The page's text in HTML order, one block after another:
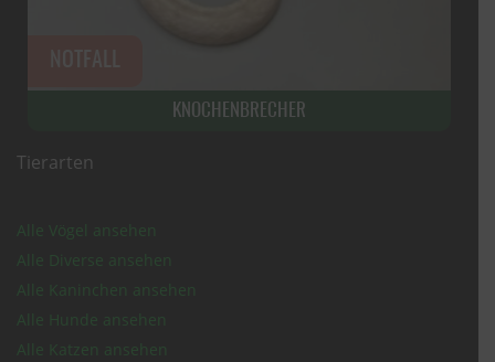
KNOCHENBRECHER
Tierarten
Alle Vögel ansehen
Alle Diverse ansehen
Alle Kaninchen ansehen
Alle Hunde ansehen
Alle Katzen ansehen